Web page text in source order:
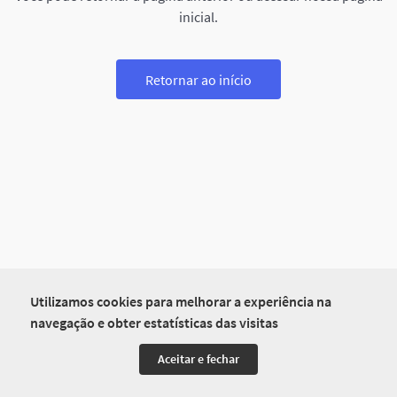
Utilizamos cookies para melhorar a experiência na
navegação e obter estatísticas das visitas
Aceitar e fechar
inicial.
Retornar ao início